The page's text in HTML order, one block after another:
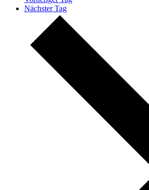
Nächster Tag